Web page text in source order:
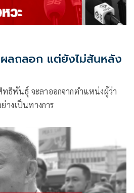
ยังไม่สันหลัง
ธิพันธุ์ จะลาออกจากตำแหน่งผู้ว่า
างเป็นทางการ